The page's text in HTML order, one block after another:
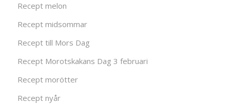
Recept melon
Recept midsommar
Recept till Mors Dag
Recept Morotskakans Dag 3 februari
Recept morötter
Recept nyår